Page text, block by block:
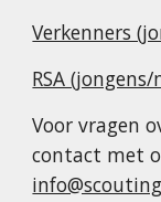
Verkenners
RSA
Voor vragen
contact met